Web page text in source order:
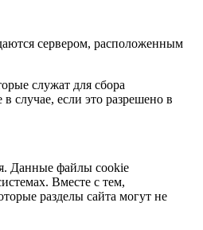
сервером, расположенным
служат для сбора
случае, если это разрешено в
Данные файлы cookie
Вместе с тем,
разделы сайта могут не